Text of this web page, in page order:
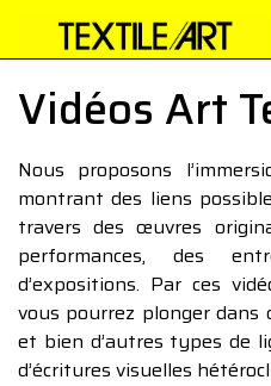
Vidéos Art
Nous proposons
montrant des liens
travers des œuvres
performances, des
d’expositions. Par ces
vous pourrez plonger
et bien d’autres types de
d’écritures visuelles